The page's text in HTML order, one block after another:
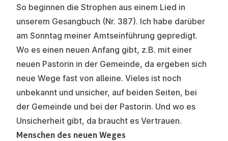
So beginnen die Strophen aus einem Lied in
unserem Gesangbuch (Nr. 387). Ich habe darüber
am Sonntag meiner Amtseinführung gepredigt.
Wo es einen neuen Anfang gibt, z.B. mit einer
neuen Pastorin in der Gemeinde, da ergeben sich
neue Wege fast von alleine. Vieles ist noch
unbekannt und unsicher, auf beiden Seiten, bei
der Gemeinde und bei der Pastorin. Und wo es
Unsicherheit gibt, da braucht es Vertrauen.
Menschen des neuen Weges